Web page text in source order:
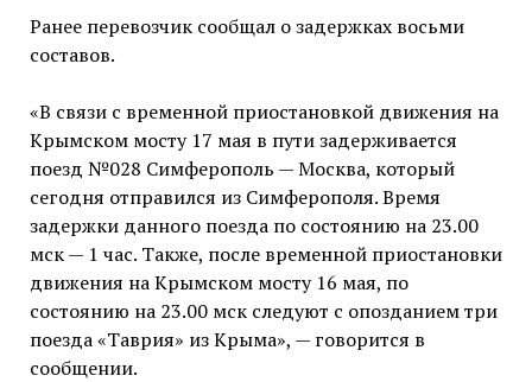
Ранее перевозчик сообщал о задержках восьми
составов.
«В связи с временной приостановкой движения на
Крымском мосту 17 мая в пути задерживается
поезд №028 Симферополь — Москва, который
сегодня отправился из Симферополя. Время
задержки данного поезда по состоянию на 23.00
мск — 1 час. Также, после временной приостановки
движения на Крымском мосту 16 мая, по
состоянию на 23.00 мск следуют с опозданием три
поезда «Таврия» из Крыма», — говорится в
сообщении.